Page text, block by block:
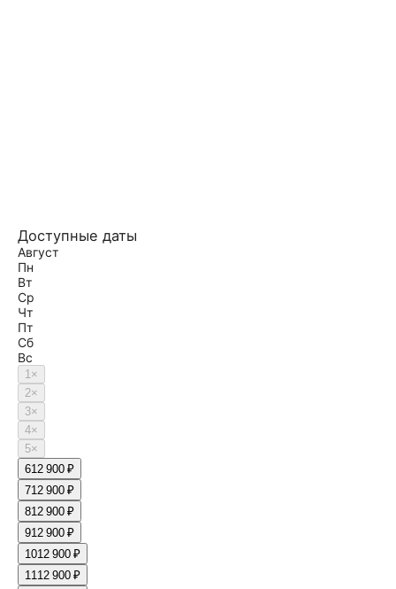
Доступные даты
Август
Пн
Вт
Ср
Чт
Пт
Сб
Вс
1×
2×
3×
4×
5×
612 900 ₽
712 900 ₽
812 900 ₽
912 900 ₽
1012 900 ₽
1112 900 ₽